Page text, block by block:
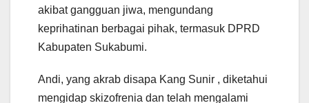
akibat gangguan jiwa, mengundang
keprihatinan berbagai pihak, termasuk DPRD
Kabupaten Sukabumi.
Andi, yang akrab disapa Kang Sunir , diketahui
mengidap skizofrenia dan telah mengalami